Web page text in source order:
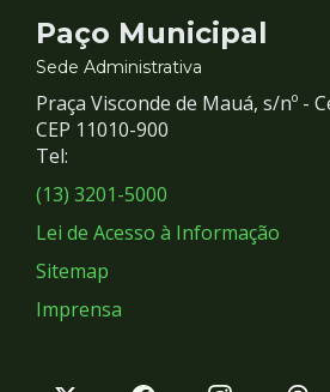
Contato
e
Redes
Sociais
Paço Municipal
Sede Administrativa
Praça Visconde de Mauá, s/nº -
CEP 11010-900
Tel:
(13) 3201-5000
Lei de Acesso à Informação
Sitemap
Imprensa